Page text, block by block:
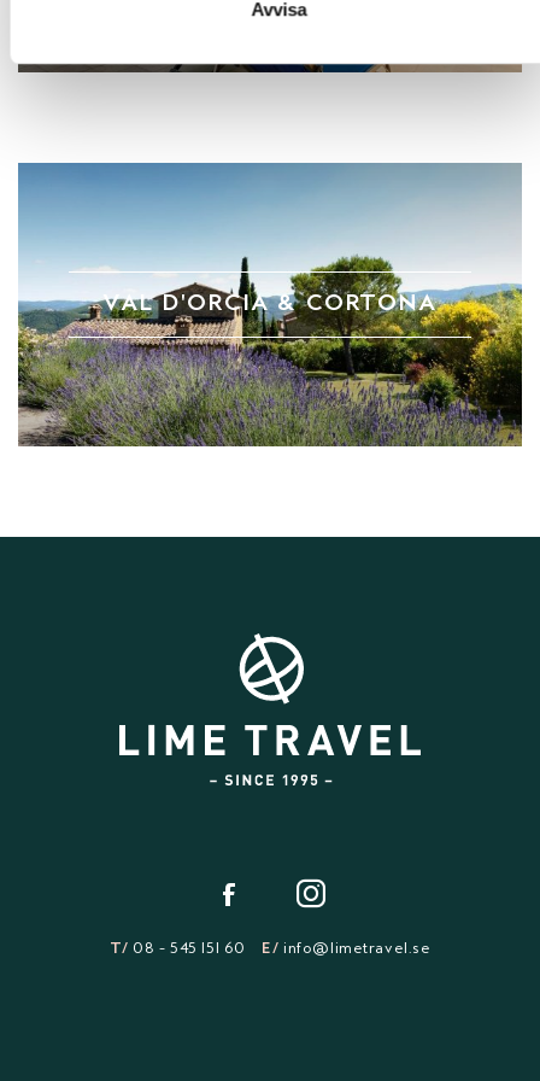
Avvisa
VAL D'ORCIA & CORTONA
T/ 08 - 545 151 60 E/ info@limetravel.se